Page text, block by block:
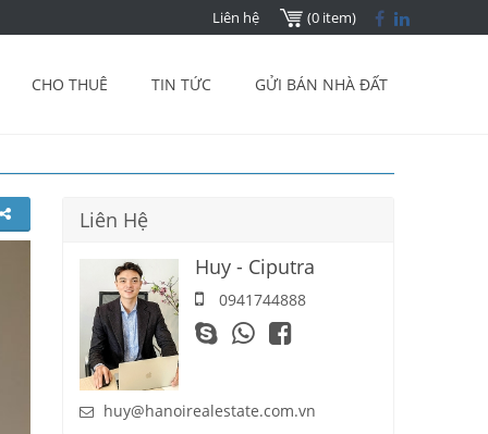
Liên hệ (0 item)
CHO THUÊ TIN TỨC GỬI BÁN NHÀ ĐẤT
Liên Hệ
Huy - Ciputra
0941744888
huy@hanoirealestate.com.vn